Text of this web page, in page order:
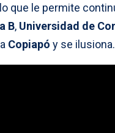
que le permite
B, Universidad de
Copiapó y se ilusiona.